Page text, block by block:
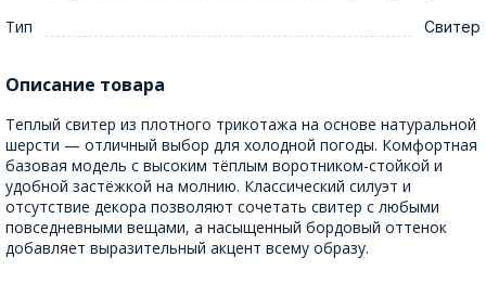
Тип Свитер
Описание товара
Теплый свитер из плотного трикотажа на основе натуральной
шерсти — отличный выбор для холодной погоды. Комфортная
базовая модель с высоким тёплым воротником-стойкой и
удобной застёжкой на молнию. Классический силуэт и
отсутствие декора позволяют сочетать свитер с любыми
повседневными вещами, а насыщенный бордовый оттенок
добавляет выразительный акцент всему образу.